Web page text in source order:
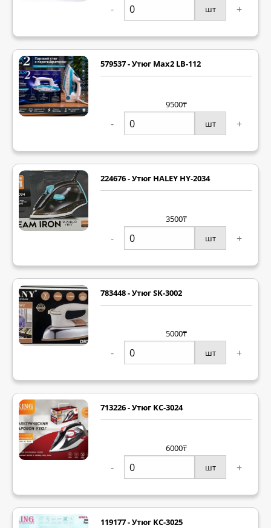
- шт +
579537 - Утюг Max2 LB-112
9500₸
- шт +
224676 - Утюг HALEY HY-2034
3500₸
- шт +
783448 - Утюг SK-3002
5000₸
- шт +
713226 - Утюг KC-3024
6000₸
- шт +
119177 - Утюг KC-3025